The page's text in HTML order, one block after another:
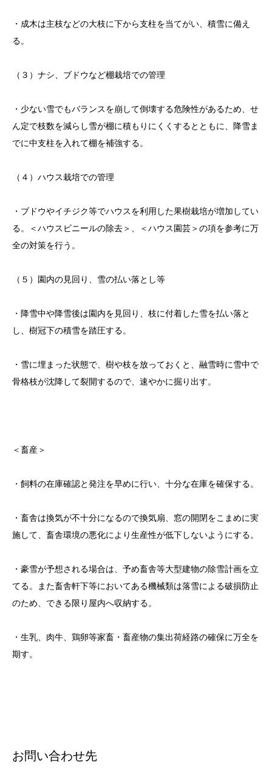
・成木は主枝などの大枝に下から支柱を当てがい、積雪に備え
る。
（３）ナシ、ブドウなど棚栽培での管理
・少ない雪でもバランスを崩して倒壊する危険性があるため、せ
ん定で枝数を減らし雪が棚に積もりにくくするとともに、降雪ま
でに中支柱を入れて棚を補強する。
（４）ハウス栽培での管理
・ブドウやイチジク等でハウスを利用した果樹栽培が増加してい
る。＜ハウスビニールの除去＞、＜ハウス園芸＞の項を参考に万
全の対策を行う。
（５）園内の見回り、雪の払い落とし等
・降雪中や降雪後は園内を見回り、枝に付着した雪を払い落と
し、樹冠下の積雪を踏圧する。
・雪に埋まった状態で、樹や枝を放っておくと、融雪時に雪中で
骨格枝が沈降して裂開するので、速やかに掘り出す。
＜畜産＞
・飼料の在庫確認と発注を早めに行い、十分な在庫を確保する。
・畜舎は換気が不十分になるので換気扇、窓の開閉をこまめに実
施して、畜舎環境の悪化により生産性が低下しないようにする。
・豪雪が予想される場合は、予め畜舎等大型建物の除雪計画を立
てる。また畜舎軒下等においてある機械類は落雪による破損防止
のため、できる限り屋内へ収納する。
・生乳、肉牛、鶏卵等家畜・畜産物の集出荷経路の確保に万全を
期す。
お問い合わせ先